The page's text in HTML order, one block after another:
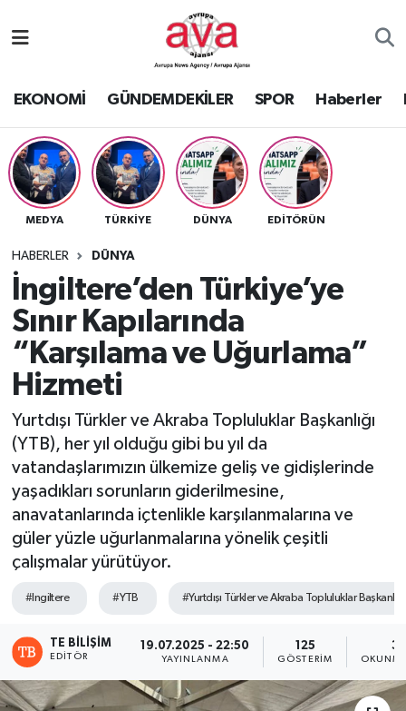
EKONOMİ GÜNDEMDEKİLER SPOR Haberler
MEDYA TÜRKİYE DÜNYA EDİTÖRÜN
HABERLER DÜNYA
İngiltere’den Türkiye’ye
Sınır Kapılarında
“Karşılama ve Uğurlama”
Hizmeti
Yurtdışı Türkler ve Akraba Topluluklar Başkanlığı
(YTB), her yıl olduğu gibi bu yıl da
vatandaşlarımızın ülkemize geliş ve gidişlerinde
yaşadıkları sorunların giderilmesine,
anavatanlarında içtenlikle karşılanmalarına ve
güler yüzle uğurlanmalarına yönelik çeşitli
çalışmalar yürütüyor.
#Ingiltere #YTB #Yurtdışı Türkler ve Akraba Topluluklar Başkanlığı
TE BILIŞIM
EDITÖR
19.07.2025 - 22:50
YAYINLANMA
125
GÖSTERIM
3
Nöbetçi Eczaneler
Namaz Vakitleri
Trafik Durumu
Süper Lig Puan Durumu ve Fikstür
Tüm Manşetler
Son Dakika Haberleri
Haber Arşivi